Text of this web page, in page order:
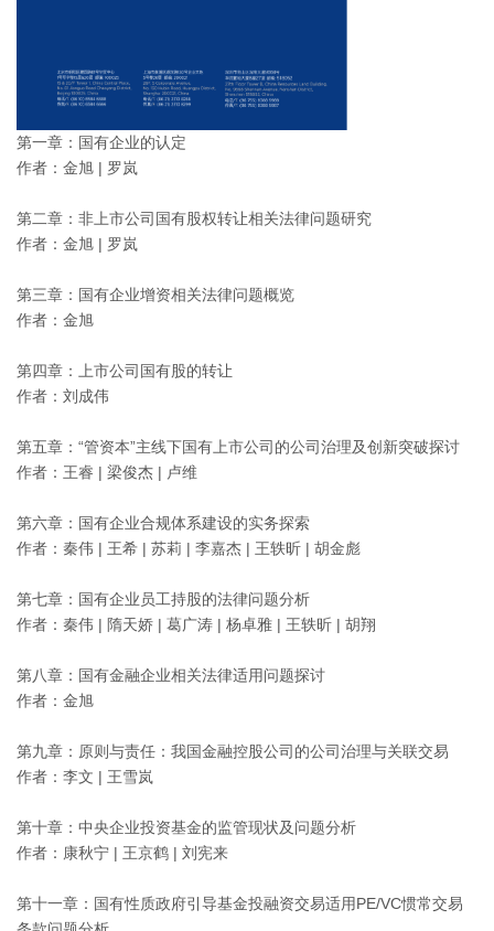
第一章：国有企业的认定
作者：金旭 | 罗岚
第二章：非上市公司国有股权转让相关法律问题研究
作者：金旭 | 罗岚
第三章：国有企业增资相关法律问题概览
作者：金旭
第四章：上市公司国有股的转让
作者：刘成伟
第五章：“管资本”主线下国有上市公司的公司治理及创新突破探讨
作者：王睿 | 梁俊杰 | 卢维
第六章：国有企业合规体系建设的实务探索
作者：秦伟 | 王希 | 苏莉 | 李嘉杰 | 王轶昕 | 胡金彪
第七章：国有企业员工持股的法律问题分析
作者：秦伟 | 隋天娇 | 葛广涛 | 杨卓雅 | 王轶昕 | 胡翔
第八章：国有金融企业相关法律适用问题探讨
作者：金旭
第九章：原则与责任：我国金融控股公司的公司治理与关联交易
作者：李文 | 王雪岚
第十章：中央企业投资基金的监管现状及问题分析
作者：康秋宁 | 王京鹤 | 刘宪来
第十一章：国有性质政府引导基金投融资交易适用PE/VC惯常交易